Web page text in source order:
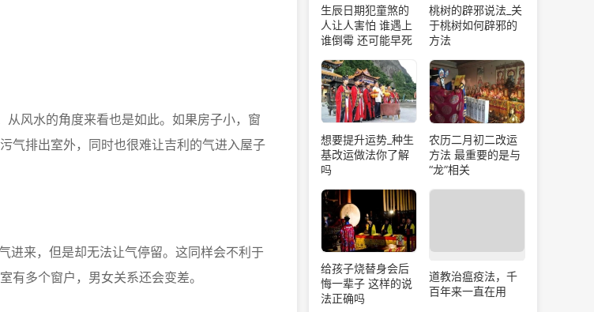
风水的角度来看也是如此。如果房子小，窗
气排出室外，同时也很难让吉利的气进入屋子
来，但是却无法让气停留。这同样会不利于
有多个窗户，男女关系还会变差。
生辰日期犯童煞的
人让人害怕 谁遇上
谁倒霉 还可能早死
桃树的辟邪说法_关
于桃树如何辟邪的
方法
想要提升运势_种生
基改运做法你了解
吗
农历二月初二改运
方法 最重要的是与
“龙”相关
给孩子烧替身会后
悔一辈子 这样的说
法正确吗
道教治瘟疫法，千
百年来一直在用